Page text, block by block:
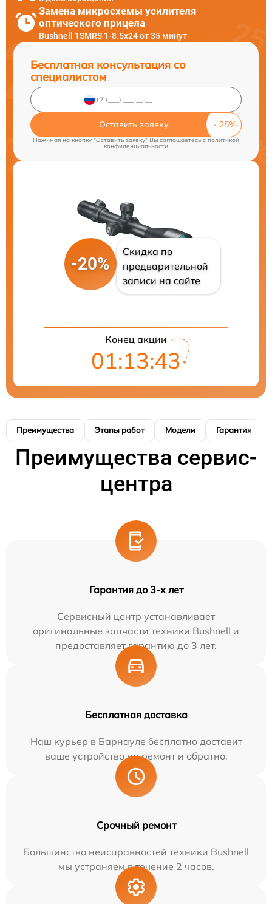
Замена микросхемы усилителя
оптического прицела
Bushnell 1SMRS 1-8.5x24 от 35 минут
Бесплатная консультация со
специалистом
Оставить заявку
Нажимая на кнопку "Оставить заявку" Вы соглашаетесь cполитикой
конфиденциальности
-20%
Скидка по
предварительной
записи на сайте
Конец акции
01:13:42
Преимущества Этапы работ Модели Гарантия
Преимущества сервис-
центра
Гарантия до 3-х лет
Сервисный центр устанавливает
оригинальные запчасти техники Bushnell и
предоставляет гарантию до 3 лет.
Бесплатная доставка
Наш курьер в Барнауле бесплатно доставит
ваше устройство на ремонт и обратно.
Срочный ремонт
Большинство неисправностей техники Bushnell
мы устраняем в течение 2 часов.